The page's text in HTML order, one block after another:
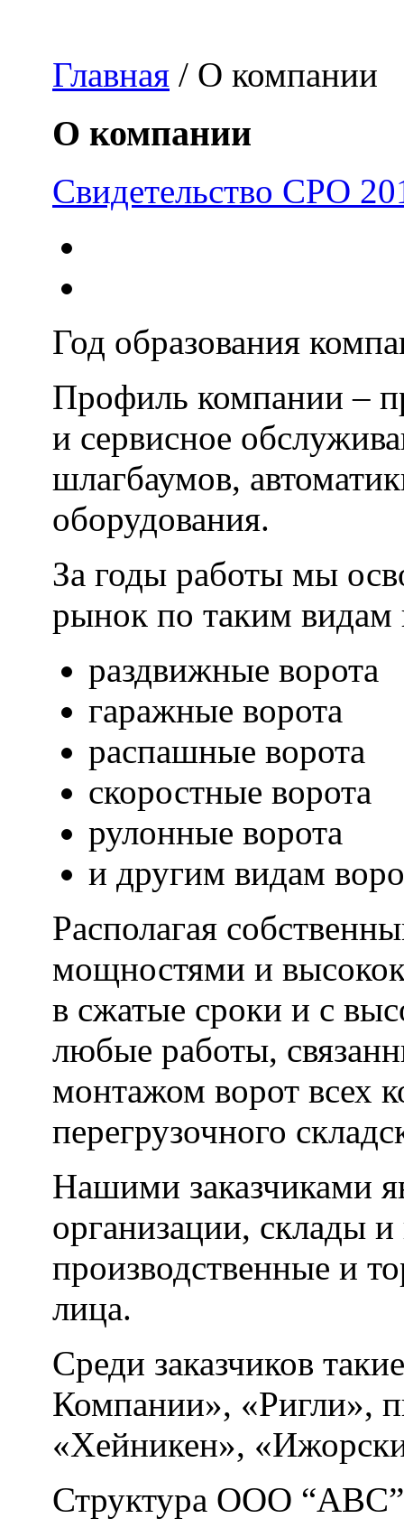
Главная / О компании
О компании
Свидетельство СРО
Год образования
Профиль компании –
и сервисное
шлагбаумов,
оборудования.
За годы работы мы
рынок по таким видам
раздвижные ворота
гаражные ворота
распашные ворота
скоростные ворота
рулонные ворота
и другим видам
Располагая
мощностями и
в сжатые сроки и с
любые работы,
монтажом ворот всех
перегрузочного
Нашими заказчиками
организации, склады
производственные и
лица.
Среди заказчиков
Компании», «Ригли»,
«Хейникен»,
Структура ООО